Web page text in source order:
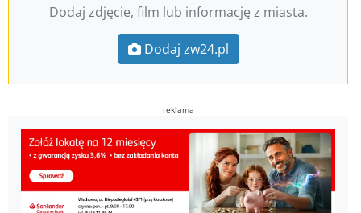
Dodaj zdjęcie, film lub informację z miasta.
Dodaj zw24.pl
reklama